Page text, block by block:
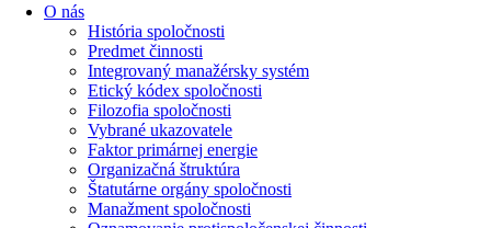
O nás
História spoločnosti
Predmet činnosti
Integrovaný manažérsky systém
Etický kódex spoločnosti
Filozofia spoločnosti
Vybrané ukazovatele
Faktor primárnej energie
Organizačná štruktúra
Štatutárne orgány spoločnosti
Manažment spoločnosti